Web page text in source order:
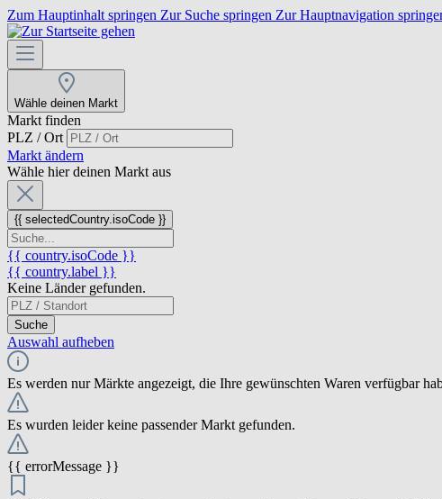
Zum Hauptinhalt springen Zur Suche springen Zur Hauptnavigation
Wähle deinen Markt
Markt finden
PLZ / Ort
Markt ändern
Wähle hier deinen Markt aus
{{ selectedCountry.isoCode }}
{{ country.isoCode }}
{{ country.label }}
Keine Länder gefunden.
Suche
Auswahl aufheben
Es werden nur Märkte angezeigt, die Ihre gewünschten Waren verfügbar
Es wurden leider keine passender Markt gefunden.
{{ errorMessage }}